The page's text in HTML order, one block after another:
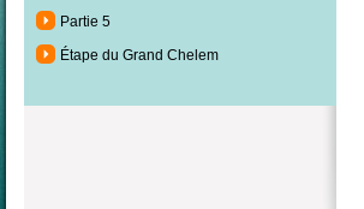
Partie 5
Étape du Grand Chelem